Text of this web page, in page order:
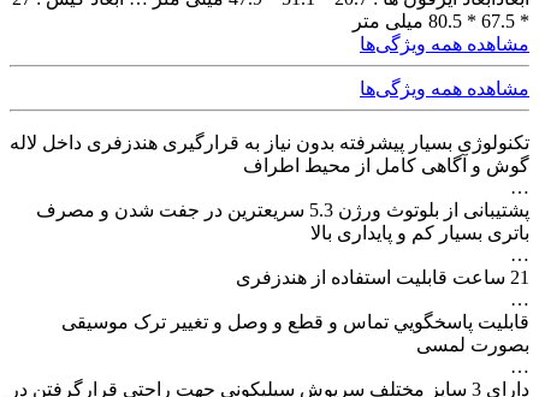
* 67.5 * 80.5 میلی متر
مشاهده همه ویژگی‌ها
مشاهده همه ویژگی‌ها
تکنولوژی بسیار پیشرفته بدون نیاز به قرارگیری هندزفری داخل لاله
گوش و آگاهی کامل از محیط اطراف
…
پشتیبانی از بلوتوث ورژن 5.3 سریعترین در جفت شدن و مصرف
باتری بسیار کم و پایداری بالا
…
21 ساعت قابلیت استفاده از هندزفری
…
قابليت پاسخگويي تماس و قطع و وصل و تغییر ترک موسیقی
بصورت لمسی
…
دارای 3 سایز مختلف سرپوش سیلیکونی جهت راحتی قرارگرفتن در